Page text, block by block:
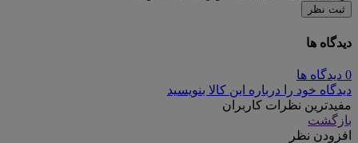
ثبت نظر
دیدگاه ها
0 دیدگاه ها
دیدگاه خود را درباره این کالا بنویسید
مفیدترین نظرات کاربران
بازگشت
افزودن نظر